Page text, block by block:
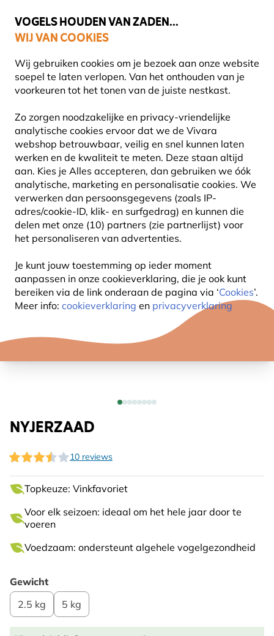
VOGELS HOUDEN VAN ZADEN...
WIJ VAN COOKIES
Wij gebruiken cookies om je bezoek aan onze website
soepel te laten verlopen. Van het onthouden van je
voorkeuren tot het tonen van de juiste nestkast.
Zo zorgen noodzakelijke en privacy-vriendelijke
analytische cookies ervoor dat we de Vivara
webshop betrouwbaar, veilig en snel kunnen laten
werken en de kwaliteit te meten. Deze staan altijd
aan. Kies je Alles accepteren, dan gebruiken we óók
analytische, marketing en personalisatie cookies. We
verwerken dan persoonsgegevens (zoals IP-
adres/cookie-ID, klik- en surfgedrag) en kunnen die
delen met onze (10) partners (zie partnerlijst) voor
het personaliseren van advertenties.
Je kunt jouw toestemming op ieder moment
aanpassen in onze cookieverklaring, die je ook kunt
bereiken via de link onderaan de pagina via ‘Cookies’.
Meer info: cookieverklaring en privacyverklaring
Gratis thuisbezorgd vanaf €49
10% KORTING
NYJERZAAD
10 reviews
Topkeuze: Vinkfavoriet
Voor elk seizoen: ideaal om het hele jaar door te
voeren
Voedzaam: ondersteunt algehele vogelgezondheid
Gewicht
2.5 kg
5 kg